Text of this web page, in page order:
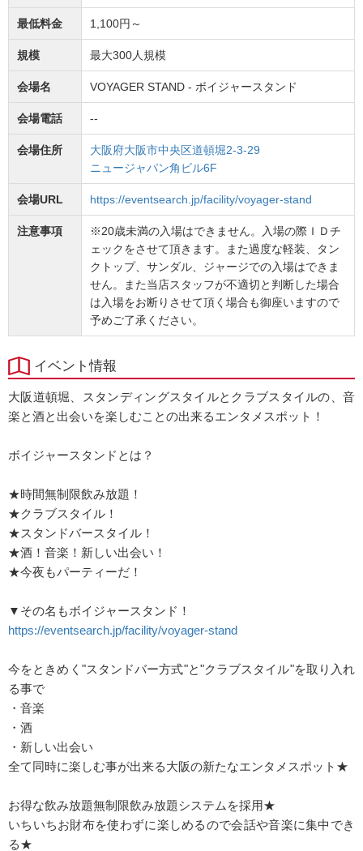
最低料金 1,100円～
規模 最大300人規模
会場名 VOYAGER STAND - ボイジャースタンド
会場電話 --
会場住所
大阪府大阪市中央区道頓堀2-3-29
ニュージャパン角ビル6F
会場URL https://eventsearch.jp/facility/voyager-stand
注意事項
※20歳未満の入場はできません。入場の際ＩＤチ
ェックをさせて頂きます。また過度な軽装、タン
クトップ、サンダル、ジャージでの入場はできま
せん。また当店スタッフが不適切と判断した場合
は入場をお断りさせて頂く場合も御座いますので
予めご了承ください。
イベント情報
大阪道頓堀、スタンディングスタイルとクラブスタイルの、音
楽と酒と出会いを楽しむことの出来るエンタメスポット！
ボイジャースタンドとは？
★時間無制限飲み放題！
★クラブスタイル！
★スタンドバースタイル！
★酒！音楽！新しい出会い！
★今夜もパーティーだ！
▼その名もボイジャースタンド！
https://eventsearch.jp/facility/voyager-stand
今をときめく"スタンドバー方式"と"クラブスタイル"を取り入れ
る事で
・音楽
・酒
・新しい出会い
全て同時に楽しむ事が出来る大阪の新たなエンタメスポット★
お得な飲み放題無制限飲み放題システムを採用★
いちいちお財布を使わずに楽しめるので会話や音楽に集中でき
る★